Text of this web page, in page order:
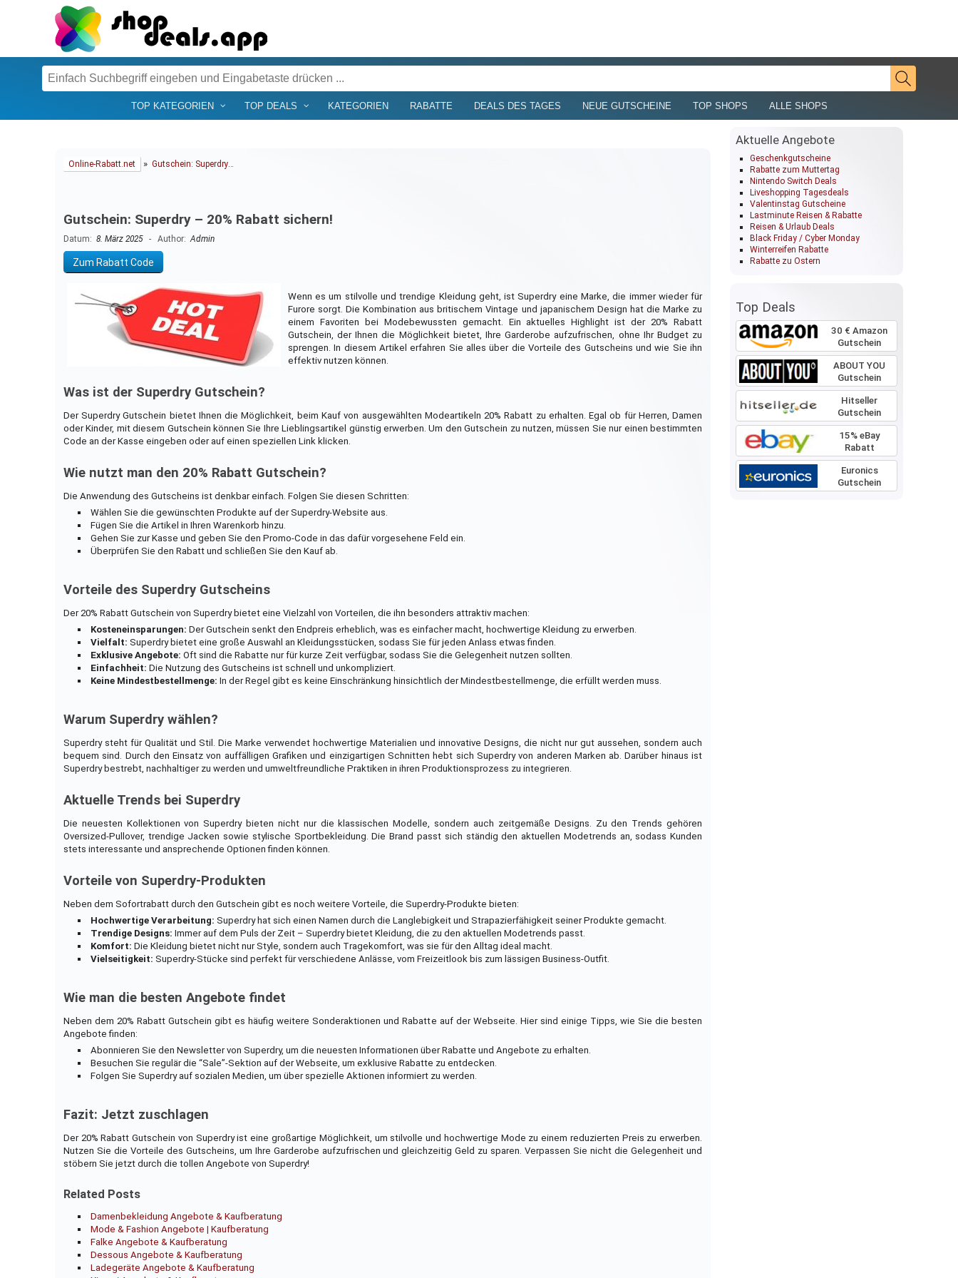
TOP KATEGORIEN TOP DEALS KATEGORIEN RABATTE DEALS DES TAGES NEUE GUTSCHEINE TOP SHOPS ALLE SHOPS
Online-Rabatt.net » Gutschein: Superdry…
Gutschein: Superdry – 20% Rabatt sichern!
Datum: 8. März 2025- Author:Admin
Zum Rabatt Code
Wenn es um stilvolle und trendige Kleidung geht, ist Superdry eine Marke, die immer wieder für
Furore sorgt. Die Kombination aus britischem Vintage und japanischem Design hat die Marke zu
einem Favoriten bei Modebewussten gemacht. Ein aktuelles Highlight ist der 20% Rabatt
Gutschein, der Ihnen die Möglichkeit bietet, Ihre Garderobe aufzufrischen, ohne Ihr Budget zu
sprengen. In diesem Artikel erfahren Sie alles über die Vorteile des Gutscheins und wie Sie ihn
effektiv nutzen können.
Was ist der Superdry Gutschein?
Der Superdry Gutschein bietet Ihnen die Möglichkeit, beim Kauf von ausgewählten Modeartikeln 20% Rabatt zu erhalten. Egal ob für Herren, Damen
oder Kinder, mit diesem Gutschein können Sie Ihre Lieblingsartikel günstig erwerben. Um den Gutschein zu nutzen, müssen Sie nur einen bestimmten
Code an der Kasse eingeben oder auf einen speziellen Link klicken.
Wie nutzt man den 20% Rabatt Gutschein?
Die Anwendung des Gutscheins ist denkbar einfach. Folgen Sie diesen Schritten:
Wählen Sie die gewünschten Produkte auf der Superdry-Website aus.
Fügen Sie die Artikel in Ihren Warenkorb hinzu.
Gehen Sie zur Kasse und geben Sie den Promo-Code in das dafür vorgesehene Feld ein.
Überprüfen Sie den Rabatt und schließen Sie den Kauf ab.
Vorteile des Superdry Gutscheins
Der 20% Rabatt Gutschein von Superdry bietet eine Vielzahl von Vorteilen, die ihn besonders attraktiv machen:
Kosteneinsparungen: Der Gutschein senkt den Endpreis erheblich, was es einfacher macht, hochwertige Kleidung zu erwerben.
Vielfalt: Superdry bietet eine große Auswahl an Kleidungsstücken, sodass Sie für jeden Anlass etwas finden.
Exklusive Angebote: Oft sind die Rabatte nur für kurze Zeit verfügbar, sodass Sie die Gelegenheit nutzen sollten.
Einfachheit: Die Nutzung des Gutscheins ist schnell und unkompliziert.
Keine Mindestbestellmenge: In der Regel gibt es keine Einschränkung hinsichtlich der Mindestbestellmenge, die erfüllt werden muss.
Warum Superdry wählen?
Superdry steht für Qualität und Stil. Die Marke verwendet hochwertige Materialien und innovative Designs, die nicht nur gut aussehen, sondern auch
bequem sind. Durch den Einsatz von auffälligen Grafiken und einzigartigen Schnitten hebt sich Superdry von anderen Marken ab. Darüber hinaus ist
Superdry bestrebt, nachhaltiger zu werden und umweltfreundliche Praktiken in ihren Produktionsprozess zu integrieren.
Aktuelle Trends bei Superdry
Die neuesten Kollektionen von Superdry bieten nicht nur die klassischen Modelle, sondern auch zeitgemäße Designs. Zu den Trends gehören
Oversized-Pullover, trendige Jacken sowie stylische Sportbekleidung. Die Brand passt sich ständig den aktuellen Modetrends an, sodass Kunden
stets interessante und ansprechende Optionen finden können.
Vorteile von Superdry-Produkten
Neben dem Sofortrabatt durch den Gutschein gibt es noch weitere Vorteile, die Superdry-Produkte bieten:
Hochwertige Verarbeitung: Superdry hat sich einen Namen durch die Langlebigkeit und Strapazierfähigkeit seiner Produkte gemacht.
Trendige Designs: Immer auf dem Puls der Zeit – Superdry bietet Kleidung, die zu den aktuellen Modetrends passt.
Komfort: Die Kleidung bietet nicht nur Style, sondern auch Tragekomfort, was sie für den Alltag ideal macht.
Vielseitigkeit: Superdry-Stücke sind perfekt für verschiedene Anlässe, vom Freizeitlook bis zum lässigen Business-Outfit.
Wie man die besten Angebote findet
Neben dem 20% Rabatt Gutschein gibt es häufig weitere Sonderaktionen und Rabatte auf der Webseite. Hier sind einige Tipps, wie Sie die besten
Angebote finden:
Abonnieren Sie den Newsletter von Superdry, um die neuesten Informationen über Rabatte und Angebote zu erhalten.
Besuchen Sie regulär die “Sale”-Sektion auf der Webseite, um exklusive Rabatte zu entdecken.
Folgen Sie Superdry auf sozialen Medien, um über spezielle Aktionen informiert zu werden.
Fazit: Jetzt zuschlagen
Der 20% Rabatt Gutschein von Superdry ist eine großartige Möglichkeit, um stilvolle und hochwertige Mode zu einem reduzierten Preis zu erwerben.
Nutzen Sie die Vorteile des Gutscheins, um Ihre Garderobe aufzufrischen und gleichzeitig Geld zu sparen. Verpassen Sie nicht die Gelegenheit und
stöbern Sie jetzt durch die tollen Angebote von Superdry!
Related Posts
Damenbekleidung Angebote & Kaufberatung
Mode & Fashion Angebote | Kaufberatung
Falke Angebote & Kaufberatung
Dessous Angebote & Kaufberatung
Ladegeräte Angebote & Kaufberatung
Aktuelle Angebote
Geschenkgutscheine
Rabatte zum Muttertag
Nintendo Switch Deals
Liveshopping Tagesdeals
Valentinstag Gutscheine
Lastminute Reisen & Rabatte
Reisen & Urlaub Deals
Black Friday / Cyber Monday
Winterreifen Rabatte
Rabatte zu Ostern
Top Deals
30 € Amazon
Gutschein
ABOUT YOU
Gutschein
Hitseller
Gutschein
15% eBay
Rabatt
Euronics
Gutschein